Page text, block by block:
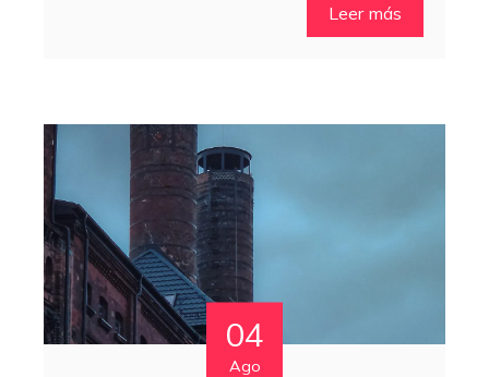
Leer más
04
Ago